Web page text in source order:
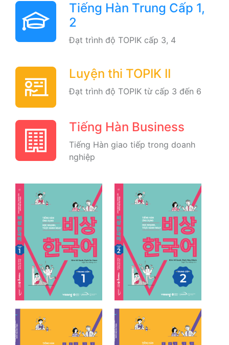
Tiếng Hàn Trung Cấp 1,
2
Đạt trình độ TOPIK cấp 3, 4
Luyện thi TOPIK II
Đạt trình độ TOPIK từ cấp 3 đến 6
Tiếng Hàn Business
Tiếng Hàn giao tiếp trong doanh
nghiệp